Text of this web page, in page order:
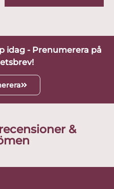
idag - Prenumerera på
&